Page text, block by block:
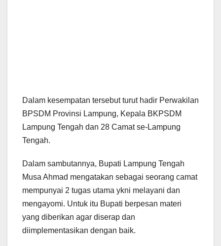
Dalam kesempatan tersebut turut hadir Perwakilan
BPSDM Provinsi Lampung, Kepala BKPSDM
Lampung Tengah dan 28 Camat se-Lampung
Tengah.
Dalam sambutannya, Bupati Lampung Tengah
Musa Ahmad mengatakan sebagai seorang camat
mempunyai 2 tugas utama ykni melayani dan
mengayomi. Untuk itu Bupati berpesan materi
yang diberikan agar diserap dan
diimplementasikan dengan baik.